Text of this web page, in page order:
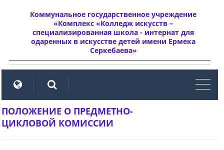
Коммунальное государственное учреждение
«Комплекс «Колледж искусств –
специализированная школа - интернат для
одаренных в искусстве детей имени Ермека
Серкебаева»
ПОЛОЖЕНИЕ О ПРЕДМЕТНО-
ЦИКЛОВОЙ КОМИССИИ